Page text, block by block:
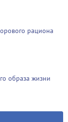
рациона
образа жизни